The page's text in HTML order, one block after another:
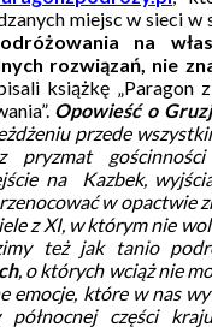
miejsc w sieci w
na
rozwiązań, nie
książkę „Paragon
Opowieść o
przede
pryzmat
na Kazbek,
w opactwie
z XI, w którym nie
też jak tanio
, o których wciąż nie
emocje, które w nas
części